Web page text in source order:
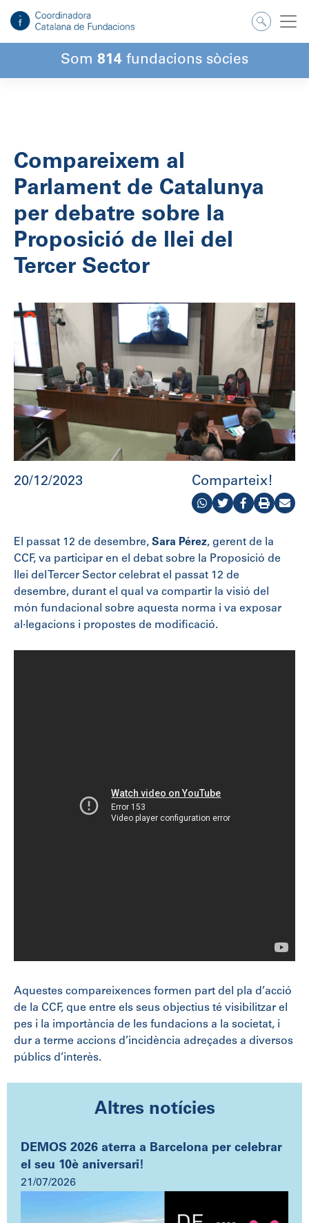
contingut
Som 814 fundacions sòcies
Compareixem al
Parlament de Catalunya
per debatre sobre la
Proposició de llei del
Tercer Sector
20/12/2023 Comparteix!
El passat 12 de desembre, Sara Pérez, gerent de la
CCF, va participar en el debat sobre la Proposició de
llei del Tercer Sector celebrat el passat 12 de
desembre, durant el qual va compartir la visió del
món fundacional sobre aquesta norma i va exposar
al·legacions i propostes de modificació.
Aquestes compareixences formen part del pla d’acció
de la CCF, que entre els seus objectius té visibilitzar el
pes i la importància de les fundacions a la societat, i
dur a terme accions d’incidència adreçades a diversos
públics d’interès.
Altres notícies
DEMOS 2026 aterra a Barcelona per celebrar
el seu 10è aniversari!
21/07/2026